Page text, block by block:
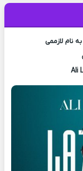
به نام لازممی
Ali